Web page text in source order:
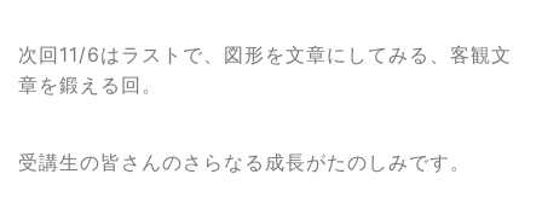
次回11/6はラストで、図形を文章にしてみる、客観文
章を鍛える回。
受講生の皆さんのさらなる成長がたのしみです。